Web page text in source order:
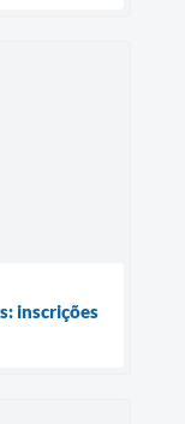
inscrições